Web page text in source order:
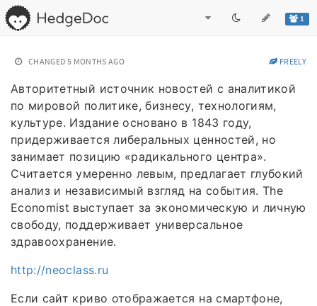
1
CHANGED 5 MONTHS AGO FREELY
Авторитетный источник новостей с аналитикой
по мировой политике, бизнесу, технологиям,
культуре. Издание основано в 1843 году,
придерживается либеральных ценностей, но
занимает позицию «радикального центра».
Считается умеренно левым, предлагает глубокий
анализ и независимый взгляд на события. The
Economist выступает за экономическую и личную
свободу, поддерживает универсальное
здравоохранение.
http://neoclass.ru
Если сайт криво отображается на смартфоне,